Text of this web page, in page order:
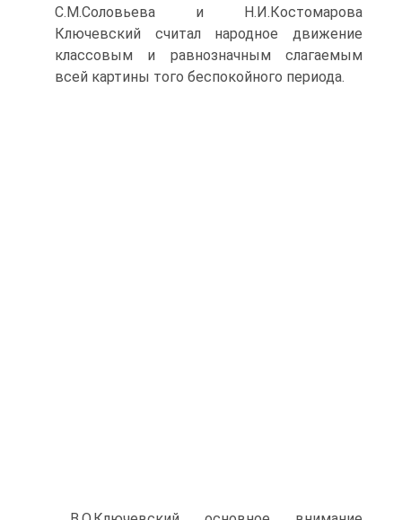
С.М.Соловьева и Н.И.Костомарова
Ключевский считал народное дви­жение
классовым и равнозначным слагаемым
всей картины того бес­покойного периода.